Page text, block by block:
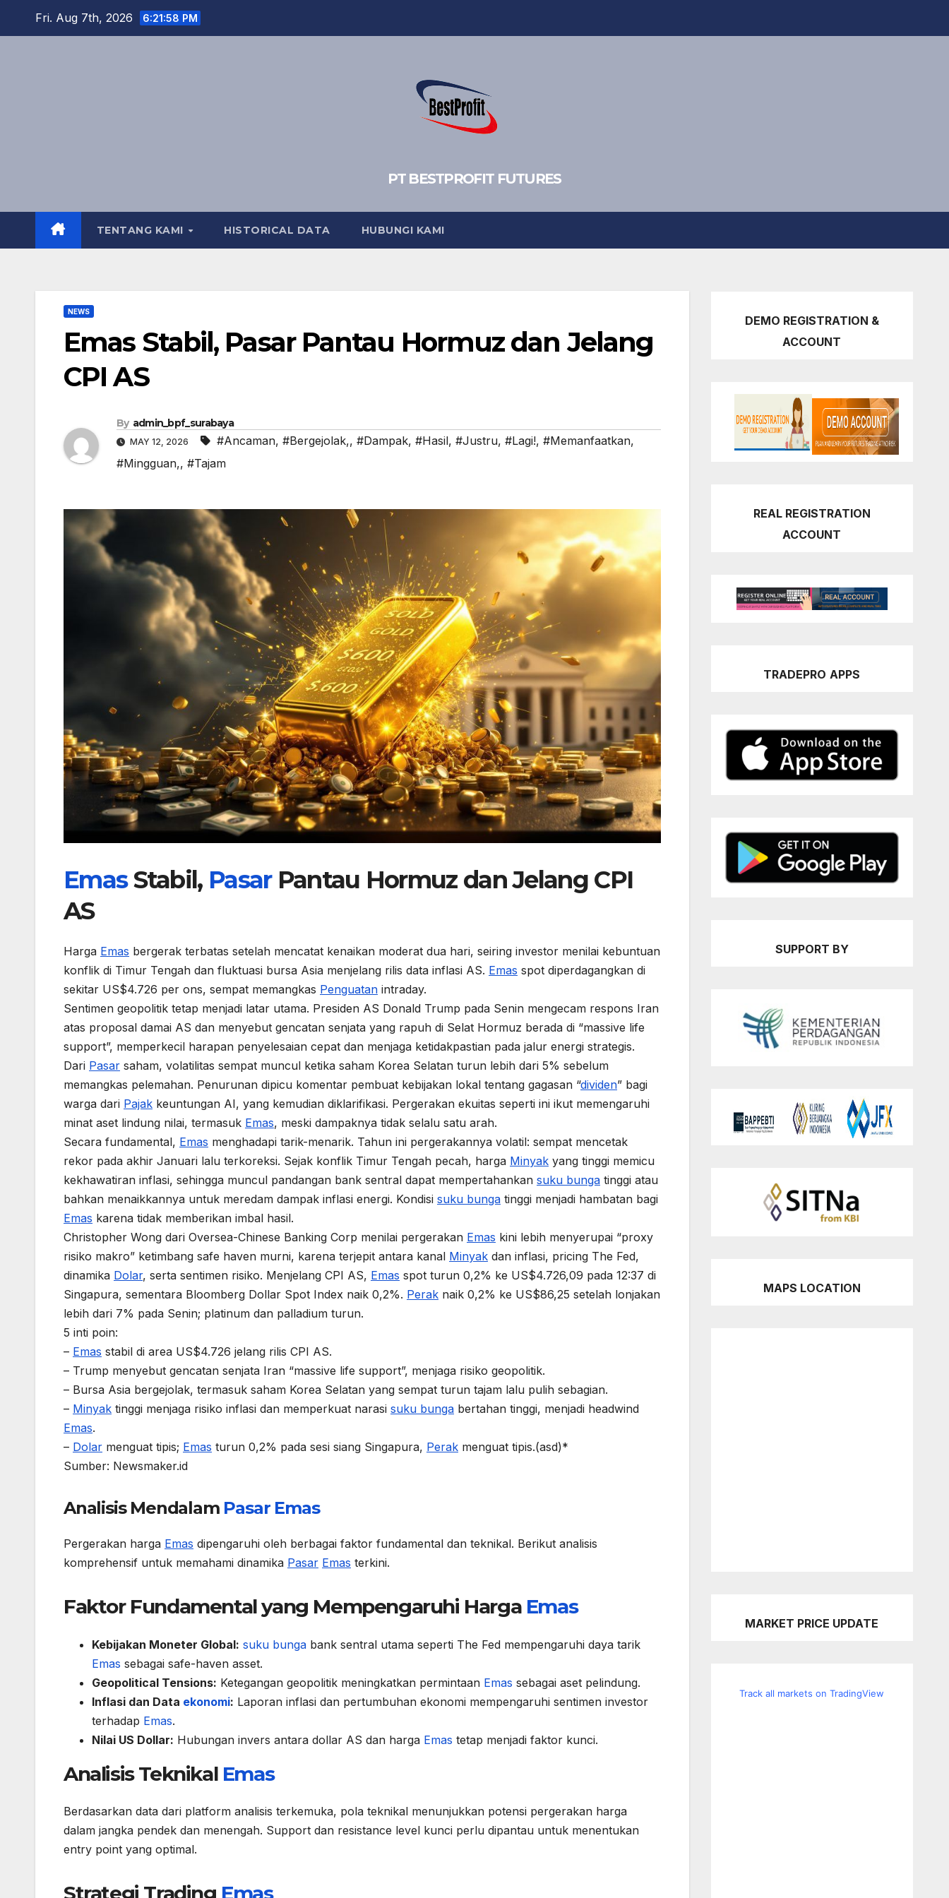
Fri. Aug 7th, 2026 6:21:59 PM
PT BESTPROFIT FUTURES
TENTANG KAMI HISTORICAL DATA HUBUNGI KAMI
NEWS
Emas Stabil, Pasar Pantau Hormuz dan Jelang
CPI AS
By admin_bpf_surabaya
MAY 12, 2026 #Ancaman, #Bergejolak,, #Dampak, #Hasil, #Justru, #Lagi!, #Memanfaatkan,
#Mingguan,, #Tajam
EmasStabil, PasarPantau Hormuz dan Jelang CPI
AS
Harga Emas bergerak terbatas setelah mencatat kenaikan moderat dua hari, seiring investor menilai kebuntuan
konflik di Timur Tengah dan fluktuasi bursa Asia menjelang rilis data inflasi AS. Emas spot diperdagangkan di
sekitar US$4.726 per ons, sempat memangkas Penguatan intraday.
Sentimen geopolitik tetap menjadi latar utama. Presiden AS Donald Trump pada Senin mengecam respons Iran
atas proposal damai AS dan menyebut gencatan senjata yang rapuh di Selat Hormuz berada di “massive life
support”, memperkecil harapan penyelesaian cepat dan menjaga ketidakpastian pada jalur energi strategis.
Dari Pasar saham, volatilitas sempat muncul ketika saham Korea Selatan turun lebih dari 5% sebelum
memangkas pelemahan. Penurunan dipicu komentar pembuat kebijakan lokal tentang gagasan “dividen” bagi
warga dari Pajak keuntungan AI, yang kemudian diklarifikasi. Pergerakan ekuitas seperti ini ikut memengaruhi
minat aset lindung nilai, termasuk Emas, meski dampaknya tidak selalu satu arah.
Secara fundamental, Emas menghadapi tarik-menarik. Tahun ini pergerakannya volatil: sempat mencetak
rekor pada akhir Januari lalu terkoreksi. Sejak konflik Timur Tengah pecah, harga Minyak yang tinggi memicu
kekhawatiran inflasi, sehingga muncul pandangan bank sentral dapat mempertahankan suku bunga tinggi atau
bahkan menaikkannya untuk meredam dampak inflasi energi. Kondisi suku bunga tinggi menjadi hambatan bagi
Emas karena tidak memberikan imbal hasil.
Christopher Wong dari Oversea-Chinese Banking Corp menilai pergerakan Emas kini lebih menyerupai “proxy
risiko makro” ketimbang safe haven murni, karena terjepit antara kanal Minyak dan inflasi, pricing The Fed,
dinamika Dolar, serta sentimen risiko. Menjelang CPI AS, Emas spot turun 0,2% ke US$4.726,09 pada 12:37 di
Singapura, sementara Bloomberg Dollar Spot Index naik 0,2%. Perak naik 0,2% ke US$86,25 setelah lonjakan
lebih dari 7% pada Senin; platinum dan palladium turun.
5 inti poin:
– Emas stabil di area US$4.726 jelang rilis CPI AS.
– Trump menyebut gencatan senjata Iran “massive life support”, menjaga risiko geopolitik.
– Bursa Asia bergejolak, termasuk saham Korea Selatan yang sempat turun tajam lalu pulih sebagian.
– Minyak tinggi menjaga risiko inflasi dan memperkuat narasi suku bunga bertahan tinggi, menjadi headwind
Emas.
– Dolar menguat tipis; Emas turun 0,2% pada sesi siang Singapura, Perak menguat tipis.(asd)*
Sumber: Newsmaker.id
Analisis Mendalam Pasar Emas
Pergerakan harga Emas dipengaruhi oleh berbagai faktor fundamental dan teknikal. Berikut analisis
komprehensif untuk memahami dinamika Pasar Emas terkini.
Faktor Fundamental yang Mempengaruhi Harga Emas
Kebijakan Moneter Global: suku bunga bank sentral utama seperti The Fed mempengaruhi daya tarik
Emas sebagai safe-haven asset.
Geopolitical Tensions: Ketegangan geopolitik meningkatkan permintaan Emas sebagai aset pelindung.
Inflasi dan Data ekonomi: Laporan inflasi dan pertumbuhan ekonomi mempengaruhi sentimen investor
terhadap Emas.
Nilai US Dollar: Hubungan invers antara dollar AS dan harga Emas tetap menjadi faktor kunci.
Analisis Teknikal Emas
Berdasarkan data dari platform analisis terkemuka, pola teknikal menunjukkan potensi pergerakan harga
dalam jangka pendek dan menengah. Support dan resistance level kunci perlu dipantau untuk menentukan
entry point yang optimal.
DEMO REGISTRATION &
ACCOUNT
REAL REGISTRATION
ACCOUNT
TRADEPRO APPS
SUPPORT BY
MAPS LOCATION
MARKET PRICE UPDATE
Track all markets on TradingView